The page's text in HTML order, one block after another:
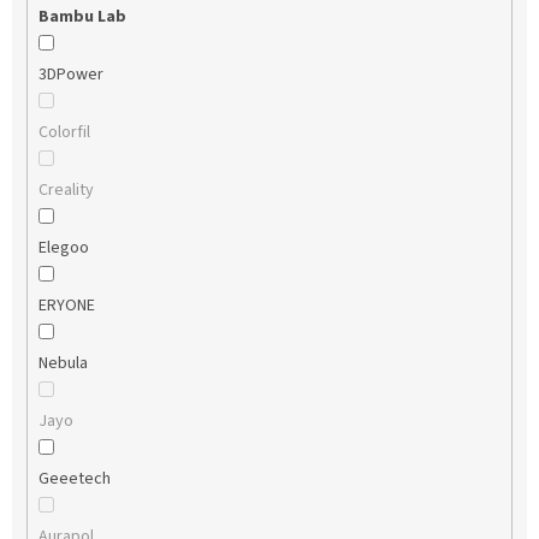
Bambu Lab
3DPower
Colorfil
Creality
Elegoo
ERYONE
Nebula
Jayo
Geeetech